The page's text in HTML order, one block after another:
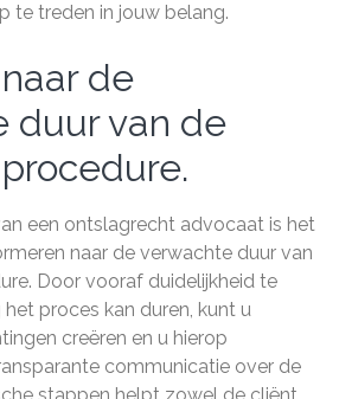
te treden in jouw belang.
de
duur van de
een ontslagrecht advocaat is het
naar de verwachte duur van
Door vooraf duidelijkheid te
proces kan duren, kunt u
creëren en u hierop
communicatie over de